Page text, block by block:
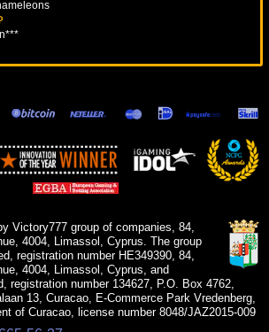
Riches
Victory777 group of companies, 84,
4004, Limassol, Cyprus. The group
registration number HE349390, 84,
4004, Limassol, Cyprus, and
registration number 134627, P.O. Box 4762,
13, Curacao, E-Commerce Park Vredenberg,
of Curacao, license number 8048/JAZ2015-009